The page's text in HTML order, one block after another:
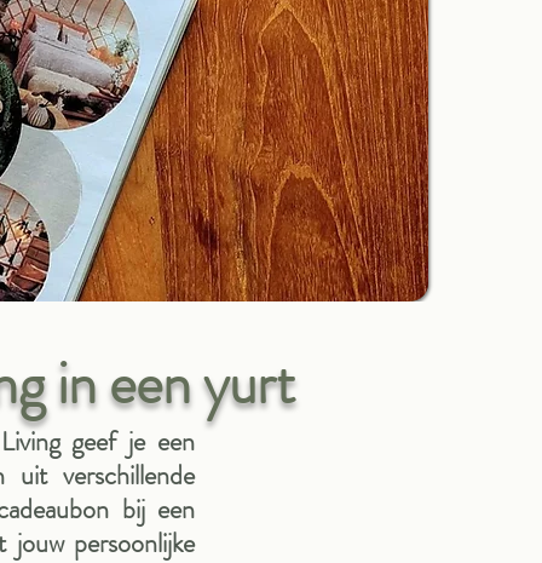
in een yurt
geef je een
verschillende
bij een
persoonlijke